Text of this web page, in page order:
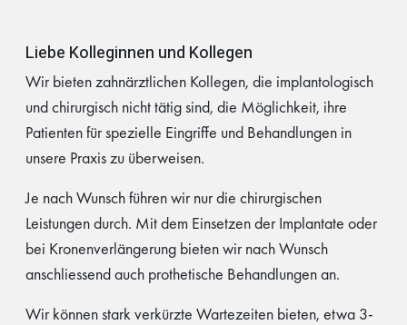
Liebe Kolleginnen und Kollegen
Wir bieten zahnärztlichen Kollegen, die implantologisch
und chirurgisch nicht tätig sind, die Möglichkeit, ihre
Patienten für spezielle Eingriffe und Behandlungen in
unsere Praxis zu überweisen.
Je nach Wunsch führen wir nur die chirurgischen
Leistungen durch. Mit dem Einsetzen der Implantate oder
bei Kronenverlängerung bieten wir nach Wunsch
anschliessend auch prothetische Behandlungen an.
Wir können stark verkürzte Wartezeiten bieten, etwa 3-